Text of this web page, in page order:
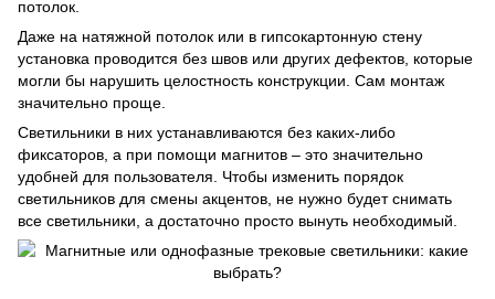
потолок.
Даже на натяжной потолок или в гипсокартонную стену
установка проводится без швов или других дефектов, которые
могли бы нарушить целостность конструкции. Сам монтаж
значительно проще.
Светильники в них устанавливаются без каких-либо
фиксаторов, а при помощи магнитов – это значительно
удобней для пользователя. Чтобы изменить порядок
светильников для смены акцентов, не нужно будет снимать
все светильники, а достаточно просто вынуть необходимый.